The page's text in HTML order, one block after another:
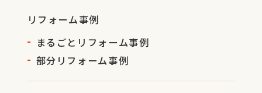
リフォーム事例
まるごとリフォーム事例
部分リフォーム事例